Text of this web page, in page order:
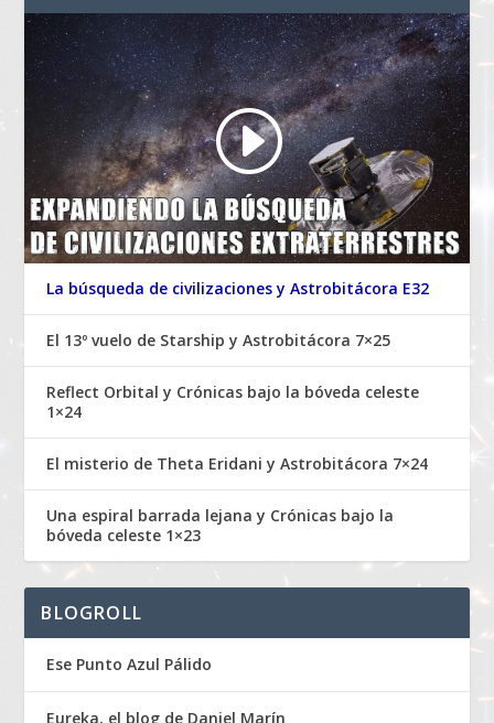
La búsqueda de civilizaciones y Astrobitácora E32
El 13º vuelo de Starship y Astrobitácora 7×25
Reflect Orbital y Crónicas bajo la bóveda celeste
1×24
El misterio de Theta Eridani y Astrobitácora 7×24
Una espiral barrada lejana y Crónicas bajo la
bóveda celeste 1×23
BLOGROLL
Ese Punto Azul Pálido
Eureka, el blog de Daniel Marín